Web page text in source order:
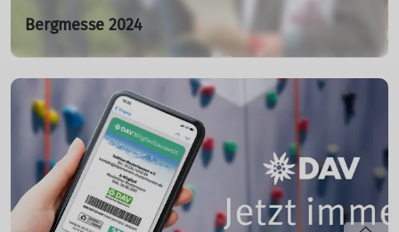
Bergmesse 2024
03.11.2024
mehr erfahren